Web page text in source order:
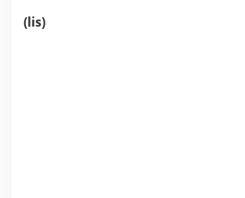
(lis)